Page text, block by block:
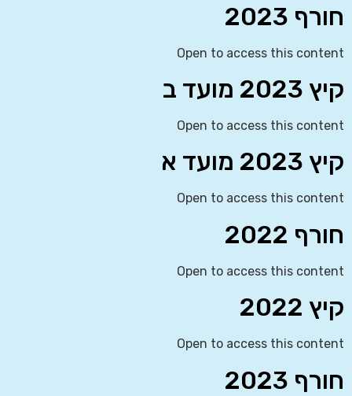
חורף 2023
Open to access this content
קיץ 2023 מועד ב
Open to access this content
קיץ 2023 מועד א
Open to access this content
חורף 2022
Open to access this content
קיץ 2022
Open to access this content
חורף 2023